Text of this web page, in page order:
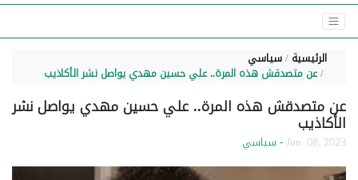
الرئيسية سياسي
عن متصدقش هذه المرة.. علي حسين مهدي يواصل نشر الأكاذيب
عن متصدقش هذه المرة.. علي حسين مهدي يواصل نشر
الأكاذيب
Jun. 08, 2023- سياسي